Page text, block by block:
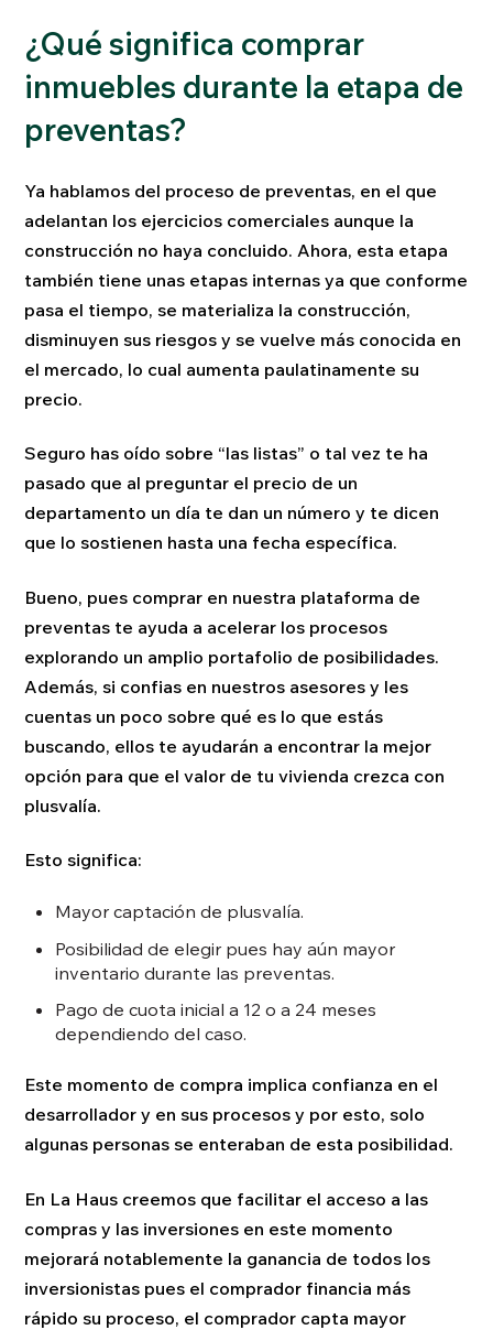
¿Qué significa comprar
inmuebles durante la etapa de
preventas?
Ya hablamos del proceso de preventas, en el que
adelantan los ejercicios comerciales aunque la
construcción no haya concluido. Ahora, esta etapa
también tiene unas etapas internas ya que conforme
pasa el tiempo, se materializa la construcción,
disminuyen sus riesgos y se vuelve más conocida en
el mercado, lo cual aumenta paulatinamente su
precio.
Seguro has oído sobre “las listas” o tal vez te ha
pasado que al preguntar el precio de un
departamento un día te dan un número y te dicen
que lo sostienen hasta una fecha específica.
Bueno, pues comprar en nuestra plataforma de
preventas te ayuda a acelerar los procesos
explorando un amplio portafolio de posibilidades.
Además, si confias en nuestros asesores y les
cuentas un poco sobre qué es lo que estás
buscando, ellos te ayudarán a encontrar la mejor
opción para que el valor de tu vivienda crezca con
plusvalía.
Esto significa:
Mayor captación de plusvalía.
Posibilidad de elegir pues hay aún mayor
inventario durante las preventas.
Pago de cuota inicial a 12 o a 24 meses
dependiendo del caso.
Este momento de compra implica confianza en el
desarrollador y en sus procesos y por esto, solo
algunas personas se enteraban de esta posibilidad.
En La Haus creemos que facilitar el acceso a las
compras y las inversiones en este momento
mejorará notablemente la ganancia de todos los
inversionistas pues el comprador financia más
rápido su proceso, el comprador capta mayor